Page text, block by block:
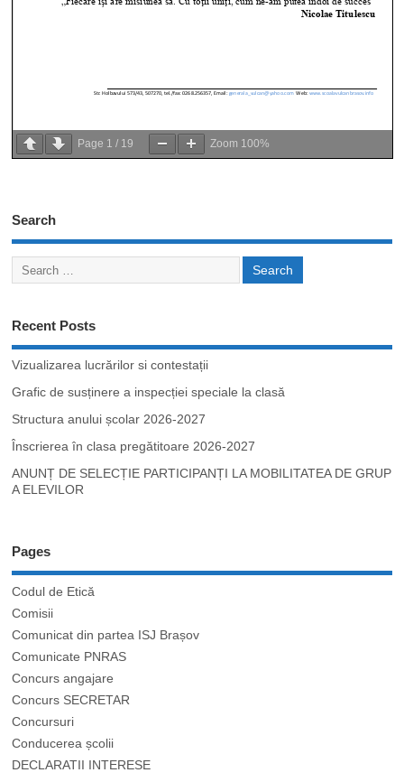
Page 1 / 19 Zoom 100%
Search
Recent Posts
Vizualizarea lucrărilor si contestații
Grafic de susținere a inspecției speciale la clasă
Structura anului școlar 2026-2027
Înscrierea în clasa pregătitoare 2026-2027
ANUNȚ DE SELECȚIE PARTICIPANȚI LA MOBILITATEA DE GRUP
A ELEVILOR
Pages
Codul de Etică
Comisii
Comunicat din partea ISJ Brașov
Comunicate PNRAS
Concurs angajare
Concurs SECRETAR
Concursuri
Conducerea școlii
DECLARATII INTERESE